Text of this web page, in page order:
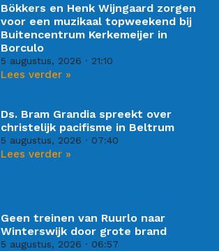
Bökkers en Henk Wijngaard zorgen
voor een muzikaal topweekend bij
Buitencentrum Kerkemeijer in
Borculo
5 augustus, 2026 21:10
Lees verder »
Ds. Bram Grandia spreekt over
christelijk pacifisme in Beltrum
5 augustus, 2026 07:40
Lees verder »
Geen treinen van Ruurlo naar
Winterswijk door grote brand
5 augustus, 2026 06:57